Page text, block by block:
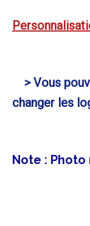
> Vous
changer les
Note :